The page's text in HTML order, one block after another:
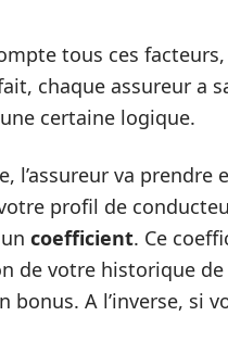
tous ces
chaque assureur a
certaine logique.
l’assureur va prendre
profil de
coefficient. Ce
de votre historique de
bonus. A l’inverse, si